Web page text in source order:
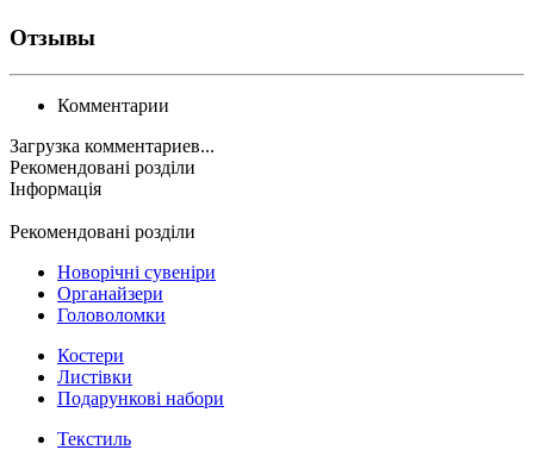
Отзывы
Комментарии
Загрузка комментариев...
Рекомендовані розділи
Інформація
Рекомендовані розділи
Новорічні сувеніри
Органайзери
Головоломки
Костери
Листівки
Подарункові набори
Текстиль